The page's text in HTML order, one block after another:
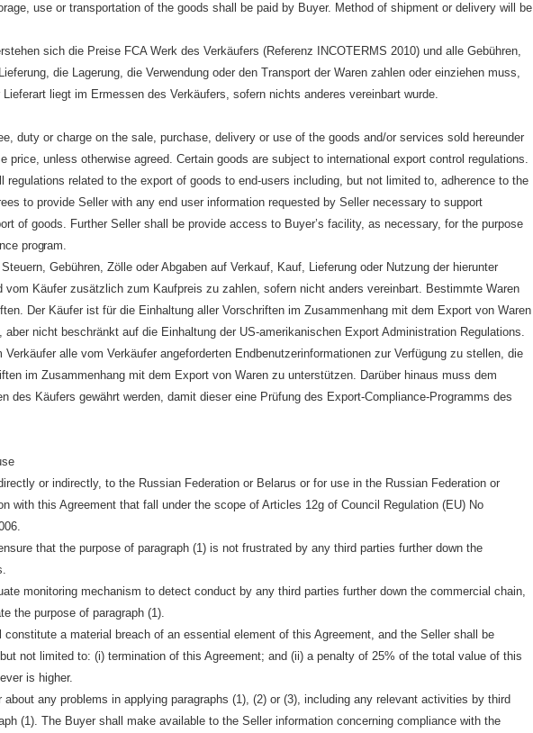
use or transportation of the goods shall be paid by Buyer. Method of shipment or delivery will be
sich die Preise FCA Werk des Verkäufers (Referenz INCOTERMS 2010) und alle Gebühren,
die Lagerung, die Verwendung oder den Transport der Waren zahlen oder einziehen muss,
liegt im Ermessen des Verkäufers, sofern nichts anderes vereinbart wurde.
duty or charge on the sale, purchase, delivery or use of the goods and/or services sold hereunder
price, unless otherwise agreed. Certain goods are subject to international export control regulations.
regulations related to the export of goods to end-users including, but not limited to, adherence to the
to provide Seller with any end user information requested by Seller necessary to support
of goods. Further Seller shall be provide access to Buyer’s facility, as necessary, for the purpose
program.
Gebühren, Zölle oder Abgaben auf Verkauf, Kauf, Lieferung oder Nutzung der hierunter
vom Käufer zusätzlich zum Kaufpreis zu zahlen, sofern nicht anders vereinbart. Bestimmte Waren
Der Käufer ist für die Einhaltung aller Vorschriften im Zusammenhang mit dem Export von Waren
nicht beschränkt auf die Einhaltung der US-amerikanischen Export Administration Regulations.
alle vom Verkäufer angeforderten Endbenutzerinformationen zur Verfügung zu stellen, die
im Zusammenhang mit dem Export von Waren zu unterstützen. Darüber hinaus muss dem
des Käufers gewährt werden, damit dieser eine Prüfung des Export-Compliance-Programms des
or indirectly, to the Russian Federation or Belarus or for use in the Russian Federation or
with this Agreement that fall under the scope of Articles 12g of Council Regulation (EU) No
that the purpose of paragraph (1) is not frustrated by any third parties further down the
monitoring mechanism to detect conduct by any third parties further down the commercial chain,
the purpose of paragraph (1).
a material breach of an essential element of this Agreement, and the Seller shall be
not limited to: (i) termination of this Agreement; and (ii) a penalty of 25% of the total value of this
is higher.
any problems in applying paragraphs (1), (2) or (3), including any relevant activities by third
(1). The Buyer shall make available to the Seller information concerning compliance with the